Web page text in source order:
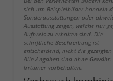
sich um Beispielbilder handeln
Sonderausstattungen oder
Ausstattung zeigen, welche nur
Aufpreis zu erhalten sind. Die
schriftliche Beschreibung ist
entscheidend, nicht die
Alle Angaben sind ohne Gewähr.
Irrtümer vorbehalten.